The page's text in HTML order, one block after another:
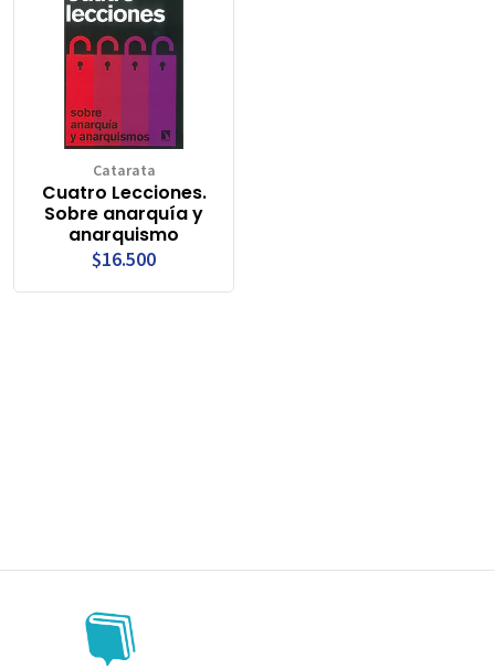
Catarata
Cuatro Lecciones.
Sobre anarquía y
anarquismo
$16.500